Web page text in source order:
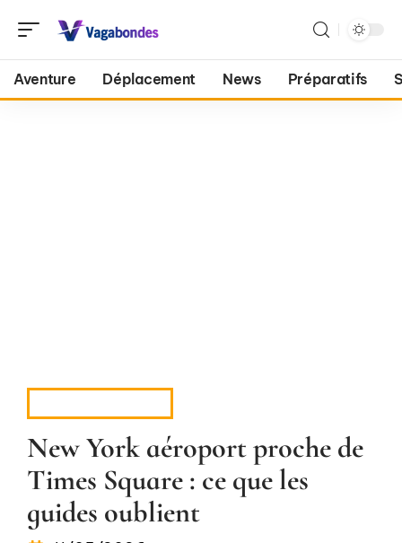
Aventure Déplacement News Préparatifs
New York aéroport proche de
Times Square : ce que les
guides oublient